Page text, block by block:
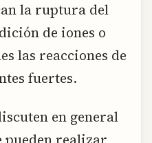
la ruptura del
de iones o
las reacciones de
fuertes.
en general